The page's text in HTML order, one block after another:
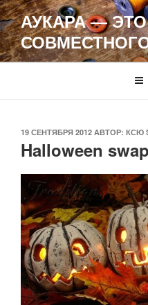
Перейти
к
содержимому
АУКАРА —
ОПУБЛИКОВАНО
19 СЕНТЯБРЯ 2012 АВТОР: КСЮ
Halloween